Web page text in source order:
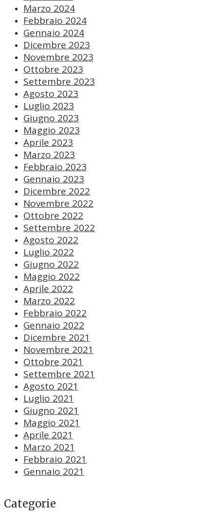
Marzo 2024
Febbraio 2024
Gennaio 2024
Dicembre 2023
Novembre 2023
Ottobre 2023
Settembre 2023
Agosto 2023
Luglio 2023
Giugno 2023
Maggio 2023
Aprile 2023
Marzo 2023
Febbraio 2023
Gennaio 2023
Dicembre 2022
Novembre 2022
Ottobre 2022
Settembre 2022
Agosto 2022
Luglio 2022
Giugno 2022
Maggio 2022
Aprile 2022
Marzo 2022
Febbraio 2022
Gennaio 2022
Dicembre 2021
Novembre 2021
Ottobre 2021
Settembre 2021
Agosto 2021
Luglio 2021
Giugno 2021
Maggio 2021
Aprile 2021
Marzo 2021
Febbraio 2021
Gennaio 2021
Categorie